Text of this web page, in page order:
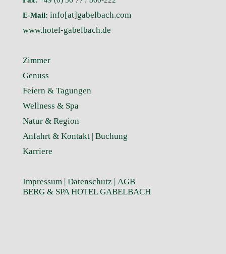
E-Mail: info[at]gabelbach.com
www.hotel-gabelbach.de
Zimmer
Genuss
Feiern & Tagungen
Wellness & Spa
Natur & Region
Anfahrt & Kontakt | Buchung
Karriere
Impressum Datenschutz
AGB
BERG & SPA HOTEL GABELBACH